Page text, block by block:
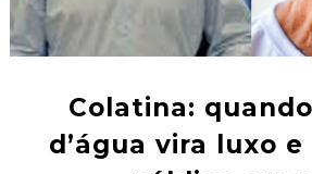
Colatina:
d’água vira luxo